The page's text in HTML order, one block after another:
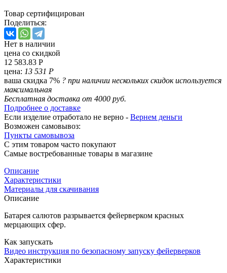
Товар сертифицирован
Поделиться:
Нет в наличии
цена со скидкой
12 583.83 Р
цена: 13 531 Р
ваша скидка 7% ? при наличии нескольких скидок используется
максимальная
Бесплатная доставка от 4000 руб.
Подробнее о доставке
Если изделие отработало не верно - Вернем деньги
Возможен самовывоз:
Пункты самовывоза
С этим товаром часто покупают
Самые востребованные товары в магазине
Описание
Характеристики
Материалы для скачивания
Описание
Батарея салютов разрывается фейерверком красных
мерцающих сфер.
Как запускать
Видео инструкция по безопасному запуску фейерверков
Характеристики